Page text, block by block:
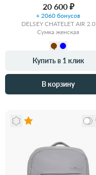
20 600 ₽
+ 2060 бонусов
DELSEY CHATELET AIR 2.0
Сумка женская
Купить в 1 клик
В корзину